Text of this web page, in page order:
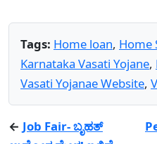
Tags: Home loan, Home
Karnataka Vasati Yojane,
Vasati Yojanae Website,
← Job Fair- ಬೃಹತ್